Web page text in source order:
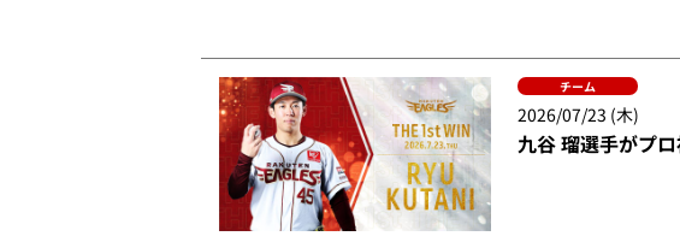
チーム
2026/07/23 (木)
九谷 瑠選手がプ